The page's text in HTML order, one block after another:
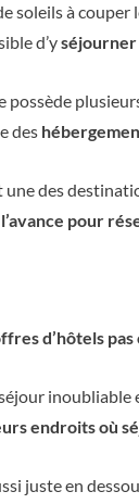
soleils à
d’yséjourner
possède
des
une des
pour
d’hôtels
endroits où
juste en